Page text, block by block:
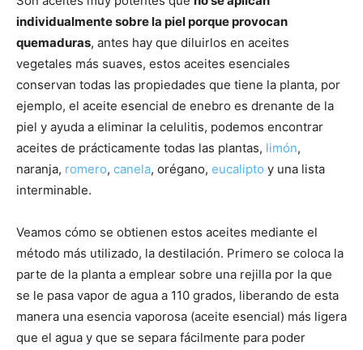
individualmente sobre la piel porque provocan
quemaduras, antes hay que diluirlos en aceites
vegetales más suaves, estos aceites esenciales
conservan todas las propiedades que tiene la planta, por
ejemplo, el aceite esencial de enebro es drenante de la
piel y ayuda a eliminar la celulitis, podemos encontrar
aceites de prácticamente todas las plantas, limón,
naranja, romero, canela, orégano, eucalipto y una lista
interminable.
Veamos cómo se obtienen estos aceites mediante el
método más utilizado, la destilación. Primero se coloca la
parte de la planta a emplear sobre una rejilla por la que
se le pasa vapor de agua a 110 grados, liberando de esta
manera una esencia vaporosa (aceite esencial) más ligera
que el agua y que se separa fácilmente para poder